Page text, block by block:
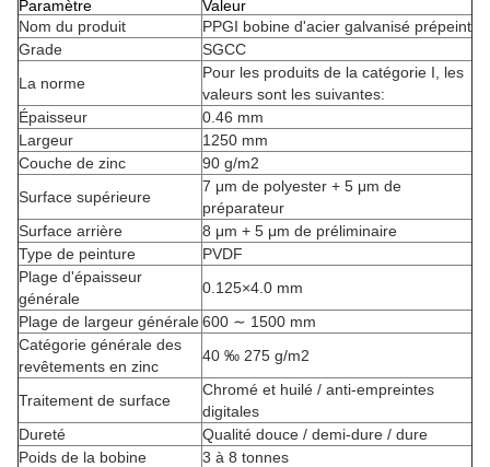
Paramètre
Valeur
Nom du produit
PPGI bobine d'acier galvanisé prépeint
Grade
SGCC
La norme
Pour les produits de la catégorie I, les
valeurs sont les suivantes:
Épaisseur
0.46 mm
Largeur
1250 mm
Couche de zinc
90 g/m2
Surface supérieure
7 μm de polyester + 5 μm de
préparateur
Surface arrière
8 μm + 5 μm de préliminaire
Type de peinture
PVDF
Plage d'épaisseur
générale
0.125×4.0 mm
Plage de largeur générale600 ∼ 1500 mm
Catégorie générale des
revêtements en zinc
40 ‰ 275 g/m2
Traitement de surface
Chromé et huilé / anti-empreintes
digitales
Dureté
Qualité douce / demi-dure / dure
Poids de la bobine
3 à 8 tonnes